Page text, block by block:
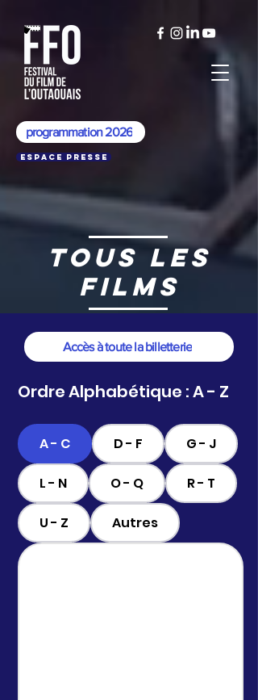
programmation 2026
Espace presse
tOUS LES
FILMS
Accès à toute la billetterie
Ordre Alphabétique : A - Z
A - C D - F G - J
L - N O - Q R - T
U - Z Autres